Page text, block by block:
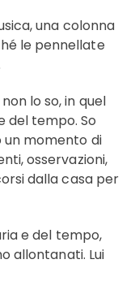
una colonna
le pennellate
lo so, in quel
del tempo. So
momento di
osservazioni,
dalla casa per
e del tempo,
allontanati. Lui